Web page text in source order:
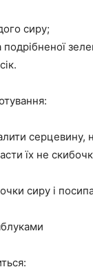
сиру;
подрібненої
серцевину,
їх не
сиру і